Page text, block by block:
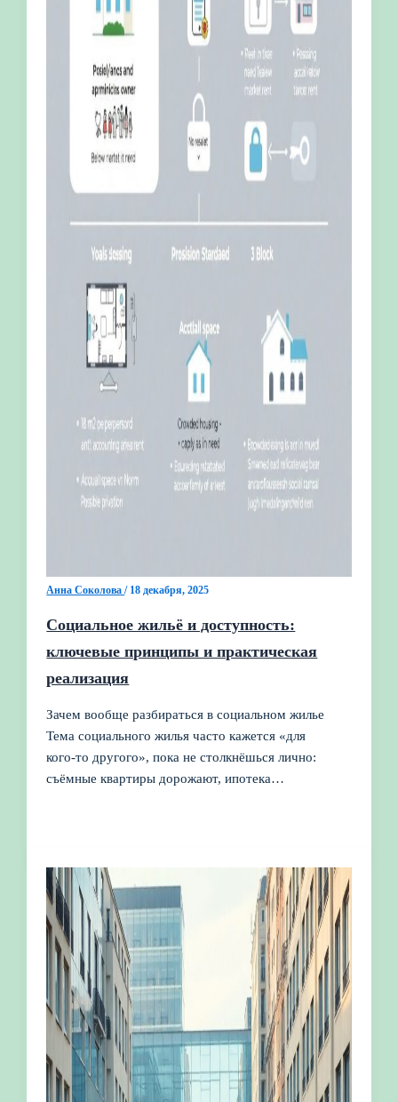
Анна Соколова/ 18 декабря, 2025
Социальное жильё и доступность:
ключевые принципы и практическая
реализация
Зачем вообще разбираться в социальном жилье
Тема социального жилья часто кажется «для
кого‑то другого», пока не столкнёшься лично:
съёмные квартиры дорожают, ипотека…